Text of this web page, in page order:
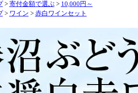
> 寄付金額で選ぶ> 10,000円～
> ワイン > 赤白ワインセット